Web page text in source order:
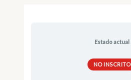
Estado actual
NO INSCRITO